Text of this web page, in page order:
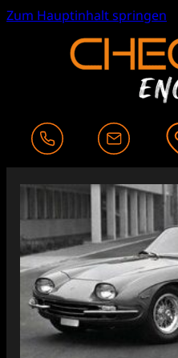
Zum Hauptinhalt springen